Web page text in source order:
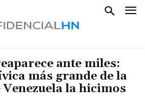
ante miles:
más grande de la
la hicimos